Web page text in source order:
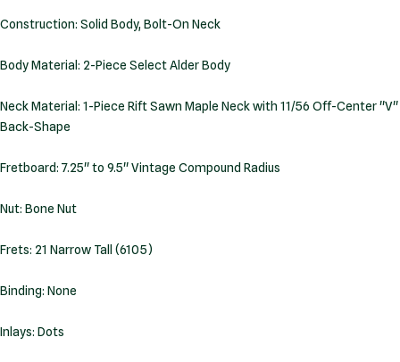
Construction: Solid Body, Bolt-On Neck
Body Material: 2-Piece Select Alder Body
Neck Material: 1-Piece Rift Sawn Maple Neck with 11/56 Off-Center ''V''
Back-Shape
Fretboard: 7.25'' to 9.5'' Vintage Compound Radius
Nut: Bone Nut
Frets: 21 Narrow Tall (6105)
Binding: None
Inlays: Dots